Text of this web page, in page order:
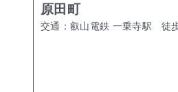
原田町
交通： 叡山電鉄 一乗寺駅 徒